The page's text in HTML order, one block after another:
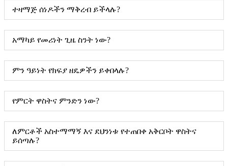
ተዛማጅ ሰነዶችን ማቅረብ ይችላሉ?
አማካይ የመሪነት ጊዜ ስንት ነው?
ምን ዓይነት የክፍያ ዘዴዎችን ይቀበላሉ?
የምርት ዋስትና ምንድን ነው?
ለምርቶች አስተማማኝ እና ደህንነቱ የተጠበቀ አቅርቦት ዋስትና
ይሰጣሉ?